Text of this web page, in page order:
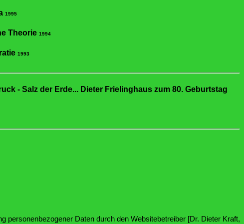
1995
Theorie 1994
1993
- Salz der Erde... Dieter Frielinghaus zum 80. Geburtstag
personenbezogener Daten durch den Websitebetreiber [Dr. Dieter Kraft,